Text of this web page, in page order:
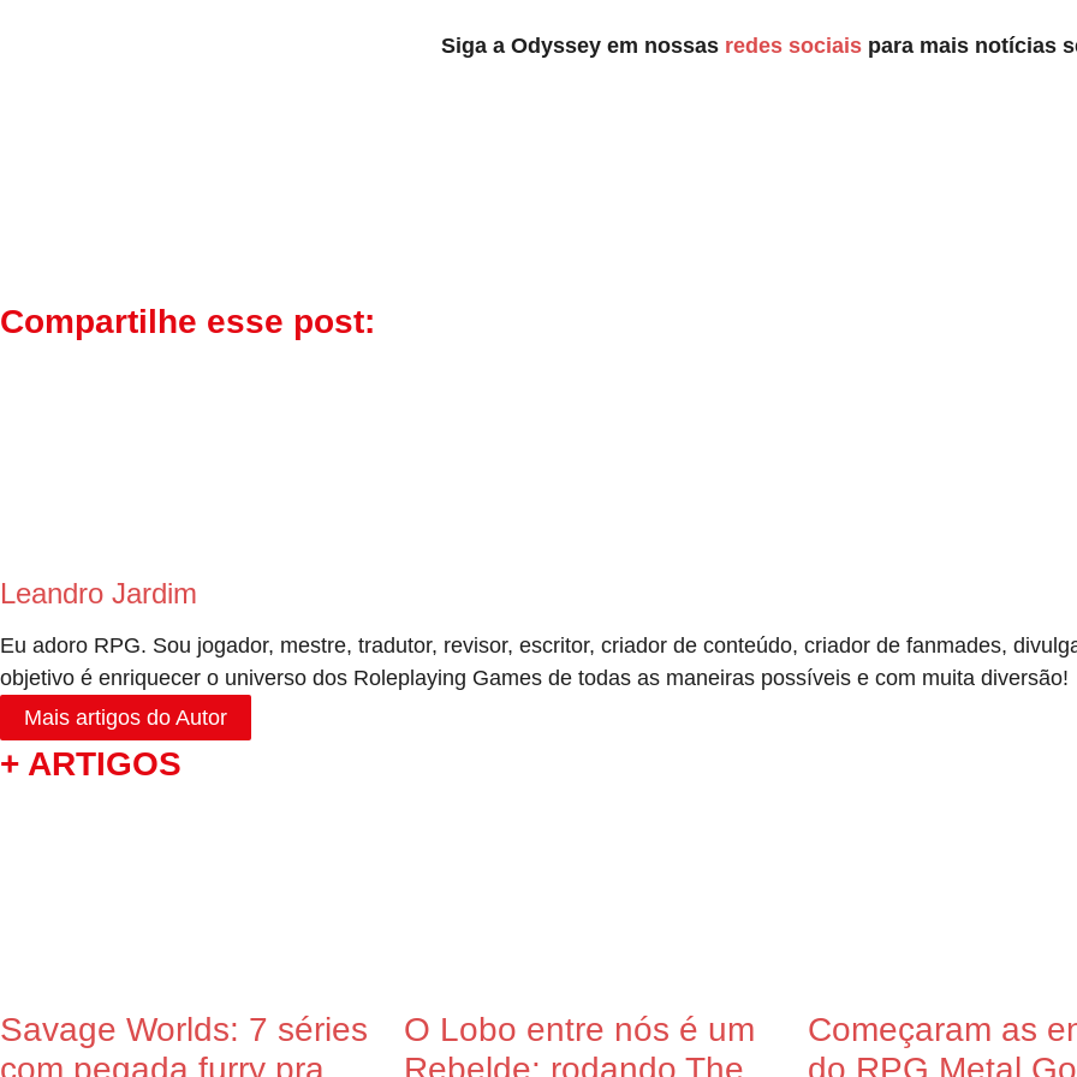
Siga a Odyssey em nossas redes sociais para mais notícias
Compartilhe esse post:
Leandro Jardim
Eu adoro RPG. Sou jogador, mestre, tradutor, revisor, escritor, criador de conteúdo, criador de fanmades,
objetivo é enriquecer o universo dos Roleplaying Games de todas as maneiras possíveis e com muita diversão!
Mais artigos do Autor
+ ARTIGOS
Savage Worlds: 7 séries
com pegada furry pra
O Lobo entre nós é um
Rebelde: rodando The
Começaram as
do RPG Metal